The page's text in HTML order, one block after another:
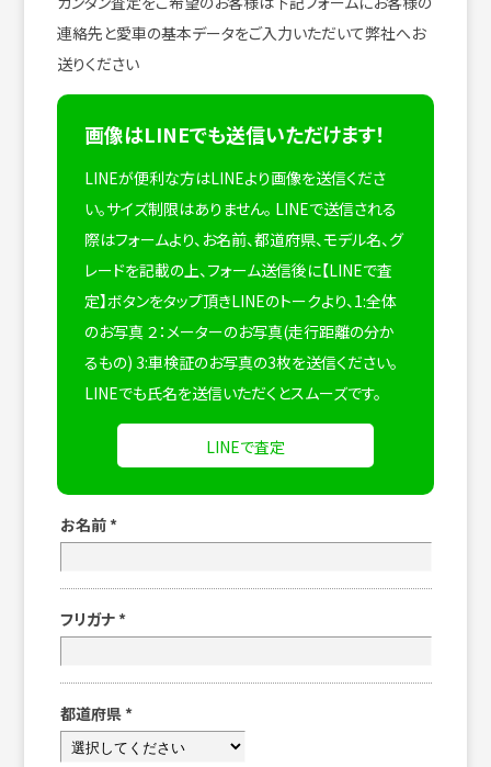
連絡先と愛車の基本データをご入力いただいて弊社へお
送りください
画像はLINEでも送信いただけます！
LINEが便利な方はLINEより画像を送信くださ
い。サイズ制限はありません。 LINEで送信される
際はフォームより、お名前、都道府県、モデル名、グ
レードを記載の上、フォーム送信後に【LINEで査
定】ボタンをタップ頂きLINEのトークより、1:全体
のお写真 ２：メーターのお写真(走行距離の分か
るもの) 3:車検証のお写真の3枚を送信ください。
LINEでも氏名を送信いただくとスムーズです。
LINEで査定
お名前 *
フリガナ *
都道府県 *